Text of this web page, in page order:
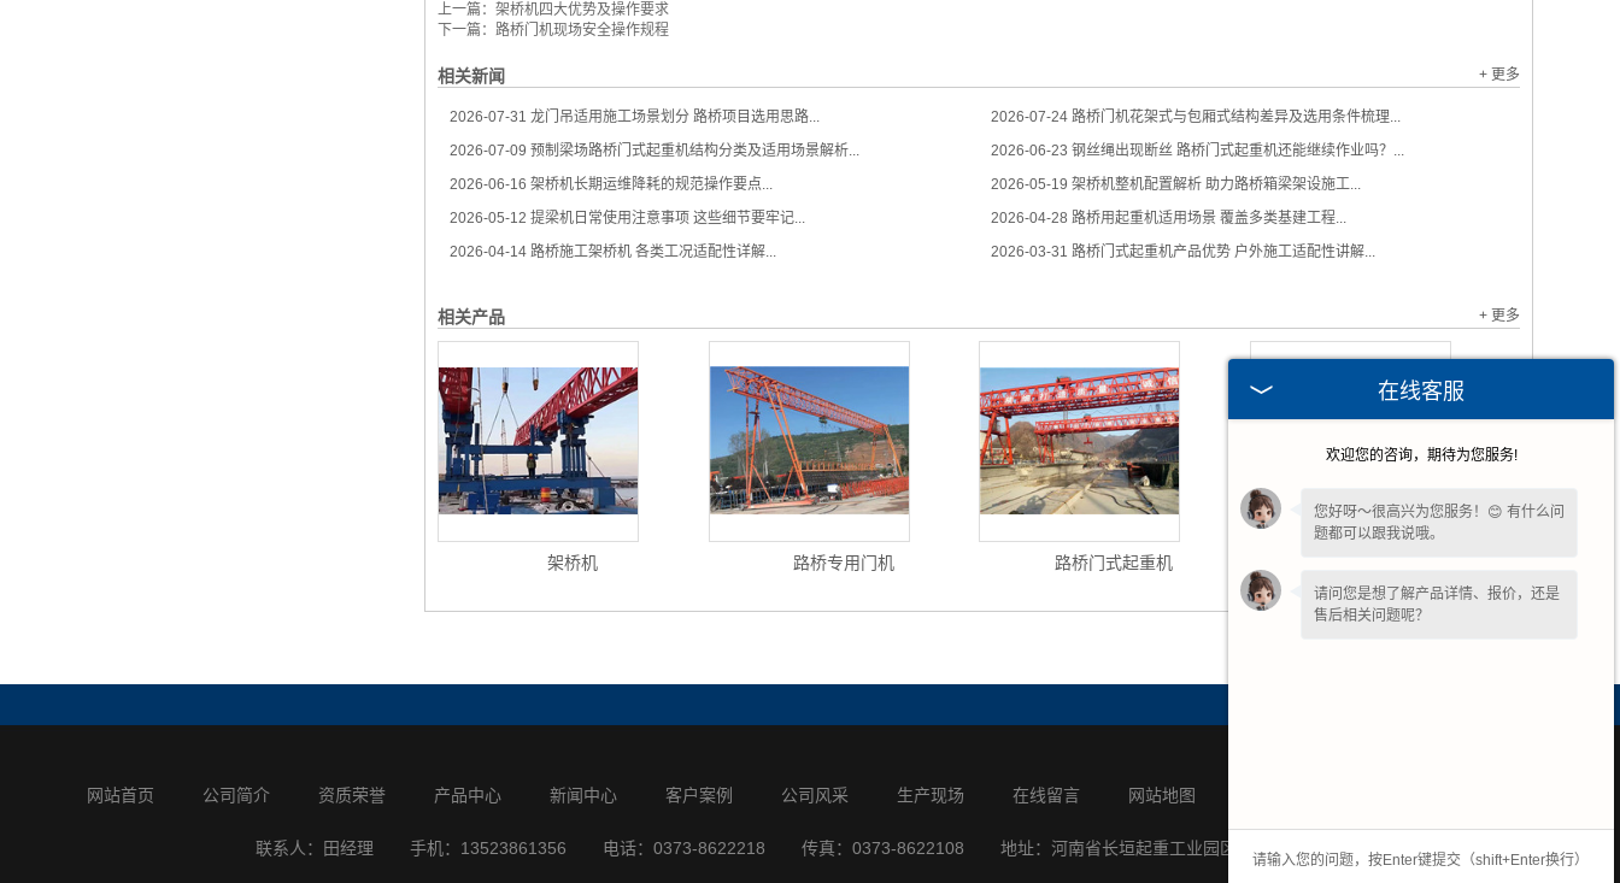
上一篇： 架桥机四大优势及操作要求
下一篇： 路桥门机现场安全操作规程
相关新闻 + 更多
2026-07-31 龙门吊适用施工场景划分 路桥项目选用思路... 2026-07-24 路桥门机花架式与包厢式结构差异及选用条件梳理...
2026-07-09 预制梁场路桥门式起重机结构分类及适用场景解析... 2026-06-23 钢丝绳出现断丝 路桥门式起重机还能继续作业吗？...
2026-06-16 架桥机长期运维降耗的规范操作要点... 2026-05-19 架桥机整机配置解析 助力路桥箱梁架设施工...
2026-05-12 提梁机日常使用注意事项 这些细节要牢记... 2026-04-28 路桥用起重机适用场景 覆盖多类基建工程...
2026-04-14 路桥施工架桥机 各类工况适配性详解... 2026-03-31 路桥门式起重机产品优势 户外施工适配性讲解...
相关产品 + 更多
架桥机 路桥专用门机 路桥门式起重机
网站首页 公司简介 资质荣誉 产品中心 新闻中心 客户案例 公司风采 生产现场 在线留言 网站地图
联系人：田经理 手机：13523861356 电话：0373-8622218 传真：0373-8622108 地址：河南省长垣起重工业园区纬七路中段16号
在线客服
欢迎您的咨询，期待为您服务!
您好呀～很高兴为您服务！😊 有什么问
题都可以跟我说哦。
请问您是想了解产品详情、报价，还是
售后相关问题呢？